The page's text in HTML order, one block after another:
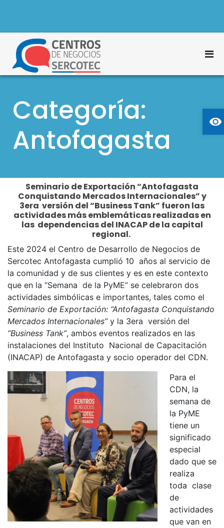
l
a
Sercotec
M
a
a
r
m
i
s
Categoría:
Antofagasta
Seminario de Exportación “Antofagasta
Conquistando Mercados Internacionales” y
3era versión del “Business Tank” fueron las
actividades más emblemáticas realizadas en
las dependencias del INACAP de la capital
regional.
Este 2024 el Centro de Desarrollo de Negocios de
Sercotec Antofagasta cumplió 10 años al servicio de
la comunidad y de sus clientes y es en este contexto
que en la “Semana de la PyME” se celebraron dos
actividades simbólicas e importantes, tales como el
Seminario de Exportación: “Antofagasta Conquistando
Mercados Internacionales” y la 3era versión del
“Business Tank”, ambos eventos realizados en las
instalaciones del Instituto Nacional de Capacitación
(INACAP) de Antofagasta y socio operador del CDN.
Para el
CDN, la
semana de
la PyME
tiene un
significado
especial
dado que se
realiza
toda clase
de
actividades
que van en